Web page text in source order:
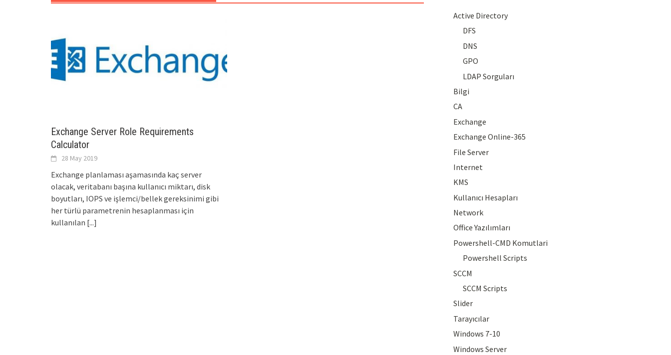
Exchange Server Role Requirements
Calculator
28 May 2019
Exchange planlaması aşamasında kaç server
olacak, veritabanı başına kullanıcı miktarı, disk
boyutları, IOPS ve işlemci/bellek gereksinimi gibi
her türlü parametrenin hesaplanması için
kullanılan [...]
Active Directory
DFS
DNS
GPO
LDAP Sorguları
Bilgi
CA
Exchange
Exchange Online-365
File Server
Internet
KMS
Kullanıcı Hesapları
Network
Office Yazılımları
Powershell-CMD Komutlari
Powershell Scripts
SCCM
SCCM Scripts
Slider
Tarayıcılar
Windows 7-10
Windows Server